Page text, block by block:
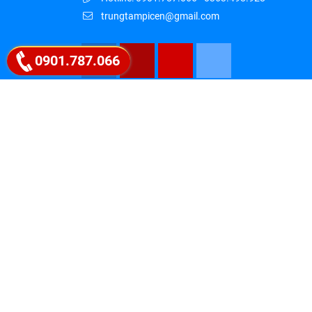
trungtampicen@gmail.com
0901.787.066